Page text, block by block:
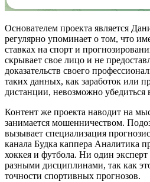
Основателем проекта является
регулярно упоминает о том, что
ставках на спорт и
скрывает свое лицо и не
доказательств своего
таких данных, как заработок или
дистанции, невозможно убедиться
Контент же проекта наводит на
занимается мошенничеством.
вызывает специализация
канала Будка каппера Аналитика
хоккея и футбола. Ни один эксперт
разными дисциплинами, так как
точности спортивных прогнозов.